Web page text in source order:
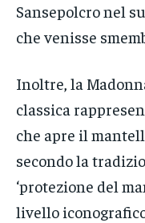
Sansepolcro nel
che venisse
Inoltre, la
classica
che apre il
secondo la
‘protezione del
livello